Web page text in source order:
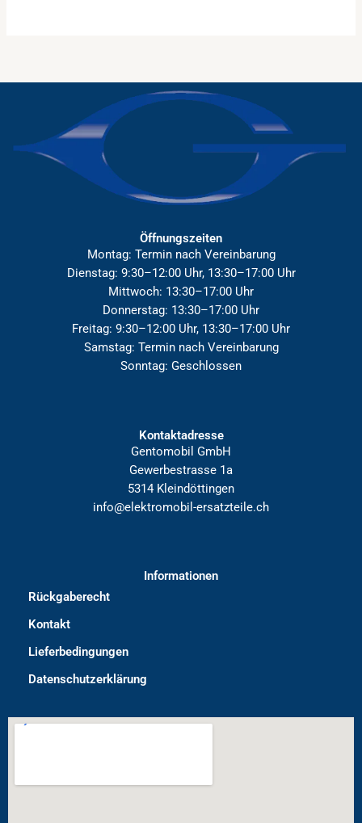
Öffnungszeiten
Montag: Termin nach Vereinbarung
Dienstag: 9:30–12:00 Uhr, 13:30–17:00 Uhr
Mittwoch: 13:30–17:00 Uhr
Donnerstag: 13:30–17:00 Uhr
Freitag: 9:30–12:00 Uhr, 13:30–17:00 Uhr
Samstag: Termin nach Vereinbarung
Sonntag: Geschlossen
Kontaktadresse
Gentomobil GmbH
Gewerbestrasse 1a
5314 Kleindöttingen
info@elektromobil-ersatzteile.ch
Informationen
Rückgaberecht
Kontakt
Lieferbedingungen
Datenschutzerklärung